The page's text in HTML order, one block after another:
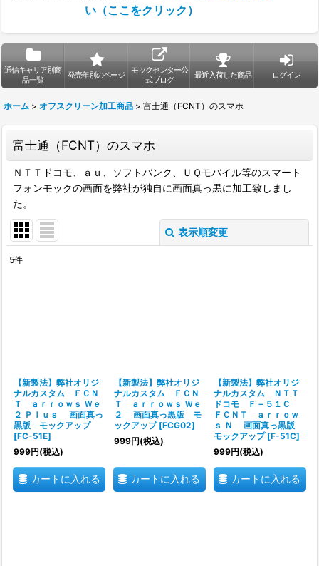
い（ここをクリック）
通信キャリア別商
品一覧
発売年別のページ
モックセンター公
式ブログ
最近入荷した商品 ログイン
ホーム > オフスクリーン加工商品 > 富士通（FCNT）のスマホ
富士通（FCNT）のスマホ
ＮＴＴドコモ、ａｕ、ソフトバンク、ＵＱモバイル等のスマート
フォンモックの画面を弊社が独自に画面真っ黒に加工致しまし
た。
表示順変更
5件
【新製法】弊社オリジ
ナルカスタム ＦＣＮ
Ｔ ａｒｒｏｗｓ Ｗｅ
２ Ｐｌｕｓ 画面真っ
黒版 モックアップ
[FC-51E]
999円(税込)
カートに入れる
【新製法】弊社オリジ
ナルカスタム ＦＣＮ
Ｔ ａｒｒｏｗｓ Ｗｅ
２ 画面真っ黒版 モ
ックアップ [FCG02]
999円(税込)
カートに入れる
【新製法】弊社オリジ
ナルカスタム ＮＴＴ
ドコモ Ｆ－５１Ｃ
ＦＣＮＴ ａｒｒｏｗ
ｓ Ｎ 画面真っ黒版
モックアップ [F-51C]
999円(税込)
カートに入れる